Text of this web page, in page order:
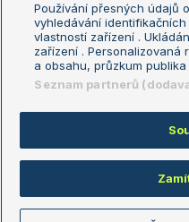
Podmínky užití
GDPR a žurnalistika
Kontakt
Copyright © 2008-2026
Používání přesných údajů
vyhledávání
vlastností zařízení .
zařízení . Personalizovaná
a obsahu, průzkum
Seznam partnerů